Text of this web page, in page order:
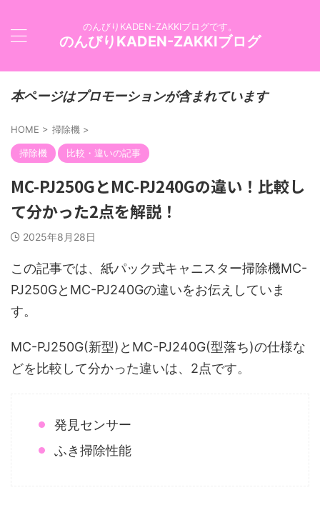
のんびりKADEN-ZAKKIブログです。
のんびりKADEN-ZAKKIブログ
本ページはプロモーションが含まれています
HOME > 掃除機 >
掃除機 比較・違いの記事
MC-PJ250GとMC-PJ240Gの違い！比較し
て分かった2点を解説！
2025年8月28日
この記事では、紙パック式キャニスター掃除機MC-
PJ250GとMC-PJ240Gの違いをお伝えしていま
す。
MC-PJ250G(新型)とMC-PJ240G(型落ち)の仕様な
どを比較して分かった違いは、2点です。
発見センサー
ふき掃除性能